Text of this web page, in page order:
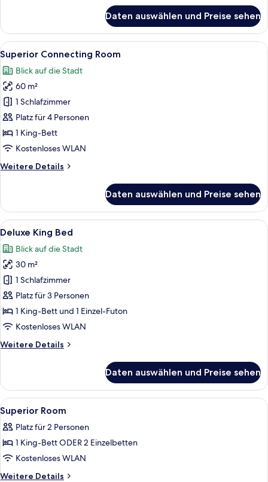
Suite
Daten auswählen und Preise sehen
Alle
Fotos
für
Superior
Connecting
Room
anzeigen
Ein Hotelzimmer mit einem großen
5
Superior Connecting Room
Blick auf die Stadt
60 m²
1 Schlafzimmer
Platz für 4 Personen
1 King-Bett
Kostenloses WLAN
Weitere Details
Weitere
Connecting
Room
Daten auswählen und Preise sehen
Alle
Fotos
für
Deluxe
King
Bed
anzeigen
Deluxe King Bed | Zimmersafe,
13
Deluxe King Bed
Blick auf die Stadt
30 m²
1 Schlafzimmer
Platz für 3 Personen
1 King-Bett und 1 Einzel-Futon
Kostenloses WLAN
Weitere Details
Weitere
King
Bed
Daten auswählen und Preise sehen
Alle
Fotos
für
Superior
Room
anzeigen
Zimmersafe, laptopgeeigneter
6
Superior Room
Platz für 2 Personen
1 King-Bett ODER 2 Einzelbetten
Kostenloses WLAN
Weitere Details
Weitere